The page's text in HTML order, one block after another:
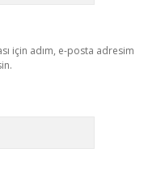
için adım, e-posta adresim